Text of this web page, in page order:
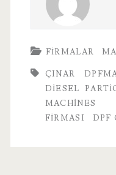
FIRMALAR
ÇINAR
DIESEL
MACHINES
FIRMASI
DPF